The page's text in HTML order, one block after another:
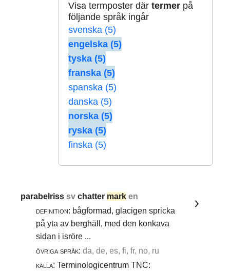
Visa termposter där termerpå
följande språk ingår
svenska (5)
engelska (5)
tyska (5)
franska (5)
spanska (5)
danska (5)
norska (5)
ryska (5)
finska (5)
parabelrisssvchatter mark en
definition: bågformad, glacigen spricka
på yta av berghäll, med den konkava
sidan i isröre ...
övriga språk: da, de, es, fi, fr, no, ru
källa: Terminologicentrum TNC: